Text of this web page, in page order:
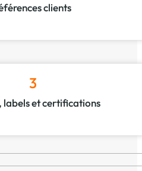
clients
3
labels et certifications